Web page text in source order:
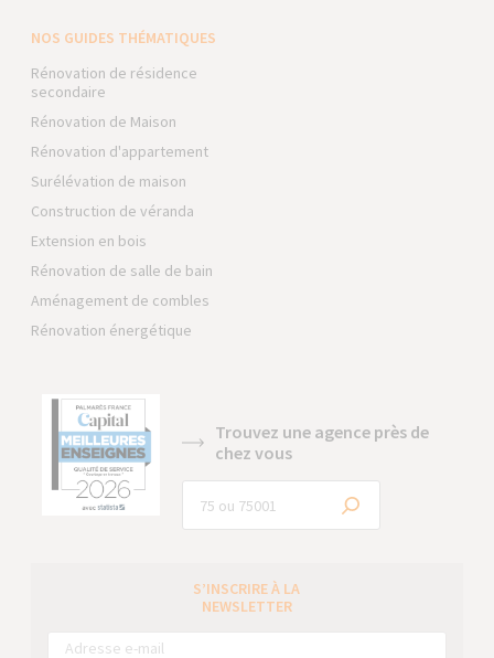
NOS GUIDES THÉMATIQUES
Rénovation de résidence
secondaire
Rénovation de Maison
Rénovation d'appartement
Surélévation de maison
Construction de véranda
Extension en bois
Rénovation de salle de bain
Aménagement de combles
Rénovation énergétique
Trouvez une agence près de
chez vous
S’INSCRIRE À LA
NEWSLETTER